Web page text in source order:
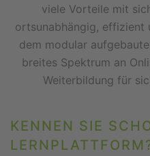
viele Vorteile mit
ortsunabhängig, effizient
dem modular
breites Spektrum an
Weiterbildung für
KENNEN SIE